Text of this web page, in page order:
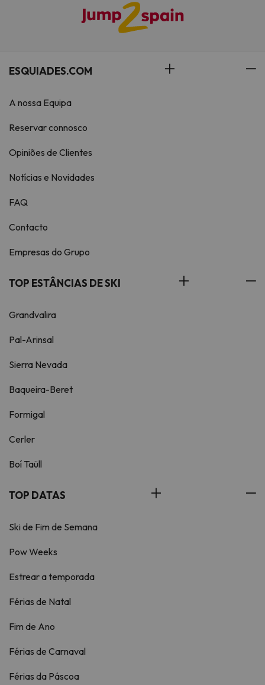
ESQUIADES.COM
A nossa Equipa
Reservar connosco
Opiniões de Clientes
Notícias e Novidades
FAQ
Contacto
Empresas do Grupo
TOP ESTÂNCIAS DE SKI
Grandvalira
Pal-Arinsal
Sierra Nevada
Baqueira-Beret
Formigal
Cerler
Boí Taüll
TOP DATAS
Ski de Fim de Semana
Pow Weeks
Estrear a temporada
Férias de Natal
Fim de Ano
Férias de Carnaval
Férias da Páscoa